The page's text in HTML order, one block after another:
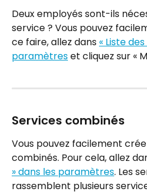
Deux employés sont-ils
service ? Vous pouvez
ce faire, allez dans « Liste
paramètres et cliquez sur «
Services combinés
Vous pouvez facilement
combinés. Pour cela, allez
» dans les paramètres. Les
rassemblent plusieurs